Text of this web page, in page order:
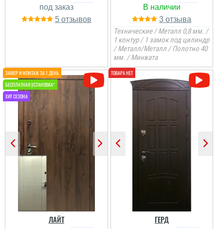
Двері гарні та міцні,
дверей матове, мені
5 3
Технические / Металл 0,8 мм. /
1 контур / 1 замок под цилиндр
/ Металл/Металл / Полотно 40
мм. / Минвата
ЛАЙТ ГЕРД